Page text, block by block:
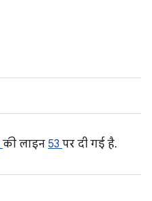
की लाइन 53 पर दी गई है.